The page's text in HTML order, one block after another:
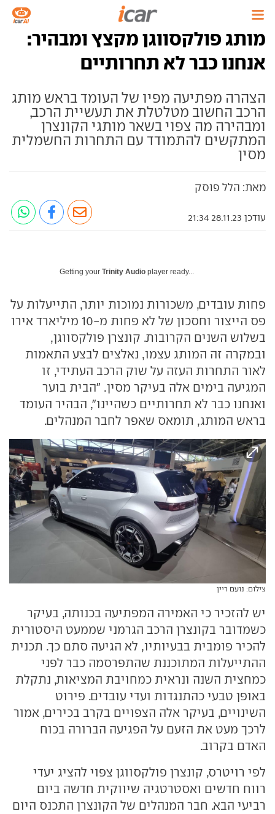
מותג פולקסווגן מקצץ ומבהיר:
אנחנו כבר לא תחרותיים
הצהרה מפתיעה מפיו של העומד בראש מותג
הרכב החשוב מטלטלת את תעשיית הרכב,
ומבהירה מה צפוי בשאר מותגי הקונצרן
המתקשים להתמודד עם התחרות החשמלית
מסין
מאת: הלל פוסק
עודכן 28.11.23 21:34
Getting your Trinity Audio player ready...
פחות עובדים, משכורות נמוכות יותר, התייעלות על
פס הייצור וחסכון של לא פחות מ-10 מיליארד אירו
בשלוש השנים הקרובות. קונצרן פולקסווגן,
ובמקרה זה המותג עצמו, נאלצים לבצע התאמות
לאור התחרות העזה על שוק הרכב העתידי, זו
המגיעה בימים אלה בעיקר מסין. "הבית בוער
ואנחנו כבר לא תחרותיים כשהיינו", הבהיר העומד
בראש המותג, תומאס שאפר לחבר המנהלים.
צילום: נועם ריין
יש להזכיר כי האמירה המפתיעה בכנותה, בעיקר
כשמדובר בקונצרן הרכב הגרמני שממעט היסטורית
להכיר פומבית בבעיותיו, לא הגיעה סתם כך. תכנית
ההתייעלות המתוכננת שהתפרסמה כבר לפני
כמחצית השנה ונראית כמחויבת המציאות, נתקלת
באופן טבעי כהתנגדות ועדי עובדים. פירוט
השינויים, בעיקר אלה הצפויים בקרב בכירים, אמור
לרכך מעט את הזעם על הפגיעה הברורה בכוח
האדם בקרוב.
לפי רויטרס, קונצרן פולקסווגן צפוי להציג יעדי
רווח חדשים ואסטרטגיה שיווקית חדשה ביום
רביעי הבא. חבר המנהלים של הקונצרן התכנס היום